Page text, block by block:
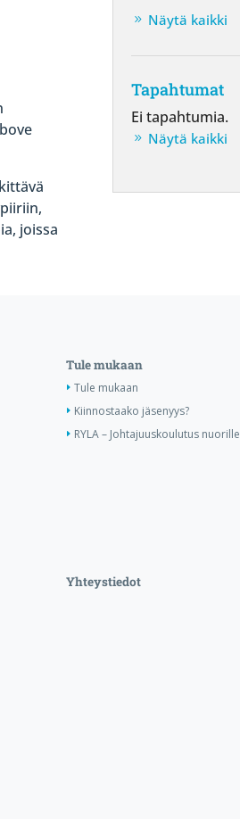
joissa
Näytä kaikki
Tapahtumat
Ei tapahtumia.
Näytä kaikki
Tule mukaan
Tule mukaan
Kiinnostaako jäsenyys?
RYLA – Johtajuuskoulutus nuorille
Yhteystiedot